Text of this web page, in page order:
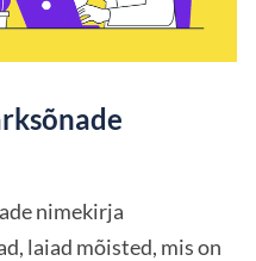
nimekirja
laiad mõisted, mis on